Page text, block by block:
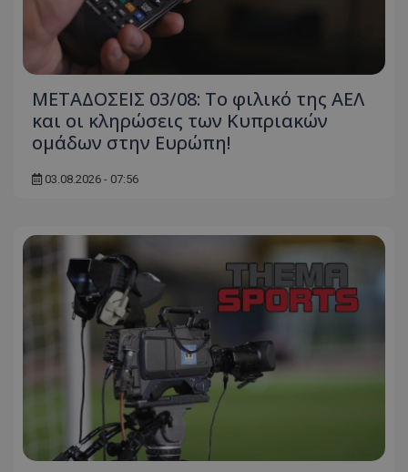
ΜΕΤΑΔΟΣΕΙΣ 03/08: Το φιλικό της ΑΕΛ
και οι κληρώσεις των Κυπριακών
ομάδων στην Ευρώπη!
03.08.2026 - 07:56